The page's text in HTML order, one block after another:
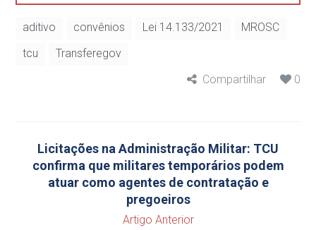
aditivo convênios Lei 14.133/2021
MROSC
tcu
Transferegov
Compartilhar
0
Licitações na Administração Militar: TCU
confirma que militares temporários podem
atuar como agentes de contratação e
pregoeiros
Artigo Anterior